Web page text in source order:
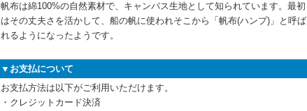
帆布は綿100%の自然素材で、キャンバス生地として知られています。最初
はその丈夫さを活かして、船の帆に使われそこから「帆布(ハンプ)」と呼ば
れるようになったようです。
▼お支払について
お支払方法は以下がご利用いただけます。
・クレジットカード決済